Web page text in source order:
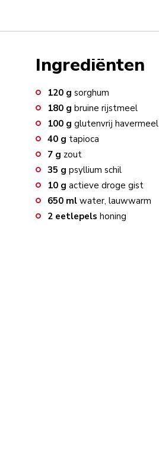
Ingrediënten
120 g sorghum
180 g bruine rijstmeel
100 g glutenvrij havermeel
40 g tapioca
7 g zout
35 g psyllium schil
10 g actieve droge gist
650 ml water, lauwwarm
2 eetlepels honing